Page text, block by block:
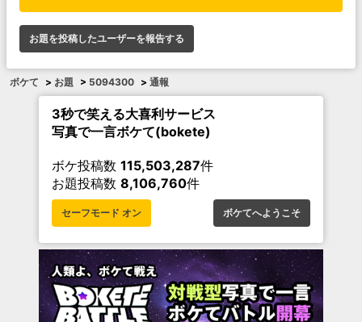
お題を投稿したユーザーを報告する
ボケて > お題 > 5094300 > 通報
3秒で笑える大喜利サービス
写真で一言ボケて(bokete)
ボケ投稿数 115,503,287件
お題投稿数 8,106,760件
セーフモード オン ボケてへようこそ